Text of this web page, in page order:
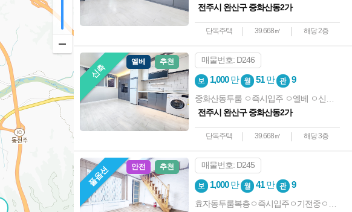
전주시 완산구 중화산동2가
단독주택 39.668㎡ 해당 2층
신축
엘베 추천 매물번호: D246
1,000만 51만 9
전주시 완산구 중화산동2가
단독주택 39.668㎡ 해당 3층
풀옵션 안전 추천 매물번호: D245
1,000만 41만 9